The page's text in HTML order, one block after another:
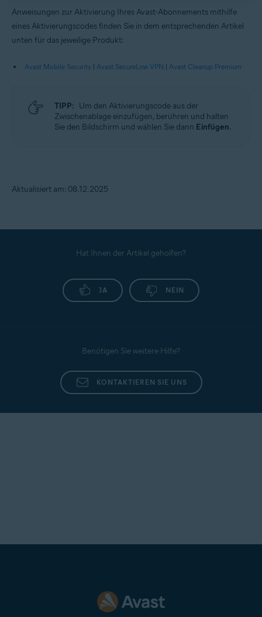
Anweisungen zur Aktivierung Ihres Avast-Abonnements mithilfe
eines Aktivierungscodes finden Sie in dem entsprechenden Artikel
unten für das jeweilige Produkt:
Avast Mobile Security | Avast SecureLine VPN | Avast Cleanup Premium
TIPP: Um den Aktivierungscode aus der
Zwischenablage einzufügen, berühren und halten
Sie den Bildschirm und wählen Sie dann Einfügen.
Aktualisiert am: 08.12.2025
Hat Ihnen der Artikel geholfen?
JA NEIN
Benötigen Sie weitere Hilfe?
KONTAKTIEREN SIE UNS